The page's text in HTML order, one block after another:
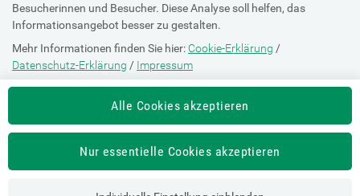
Besucherinnen und Besucher. Diese Analyse soll helfen, das
Informationsangebot besser zu gestalten.
Mehr Informationen finden Sie hier: Cookie-Erklärung /
Datenschutz-Erklärung / Impressum
Die Einstellung können Sie jederzeit auf der Seite "Cookie-Erklärung"
Alle Cookies akzeptieren
Nur essentielle Cookies akzeptieren
Technische Unterstützung
DATENSCHUTZ
Cookie-Erklärung
Datenschutz-Erklärung
Impressum
Nutzungsbestimmungen